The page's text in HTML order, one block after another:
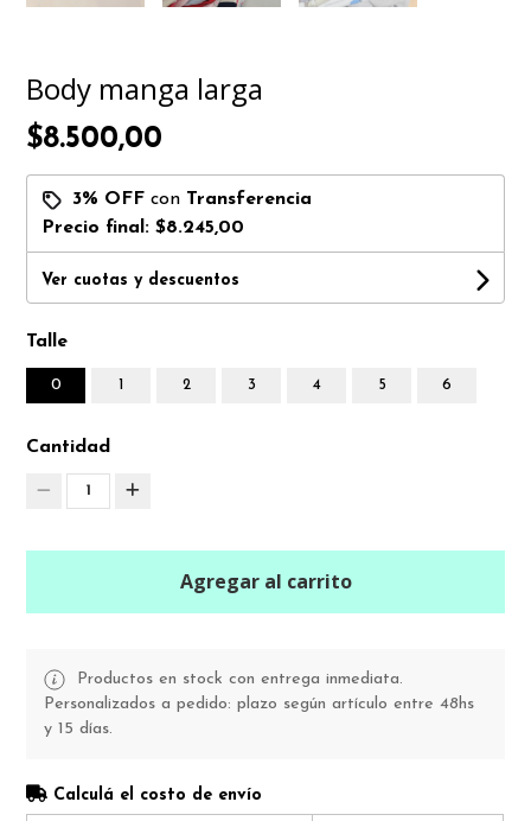
Body manga larga
$8.500,00
3% OFF con Transferencia
Precio final:$8.245,00
Ver cuotas y descuentos
Talle
0 1 2 3 4 5 6
Cantidad
1
Agregar al carrito
Productos en stock con entrega inmediata.
Personalizados a pedido: plazo según artículo entre 48hs
y 15 días.
Calculá el costo de envío